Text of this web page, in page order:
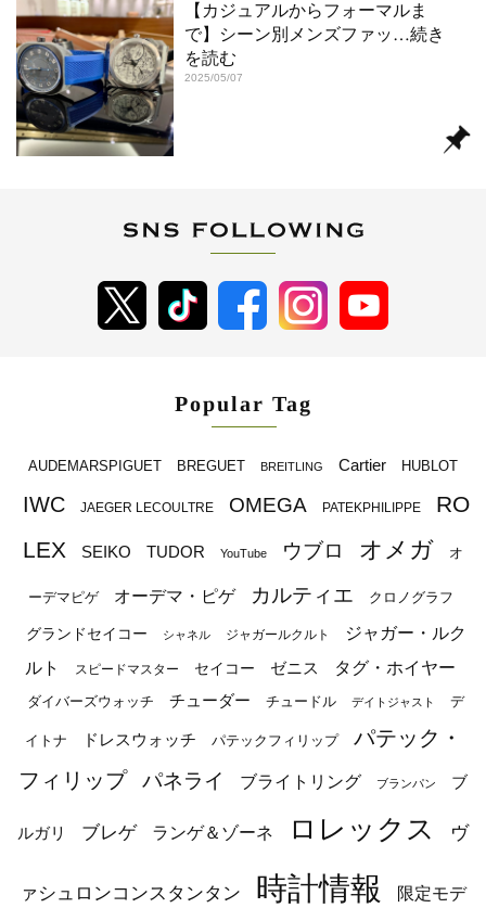
【カジュアルからフォーマルま
で】シーン別メンズファッ …続き
を読む
2025/05/07
Popular Tag
AUDEMARSPIGUET BREGUET BREITLING Cartier HUBLOT
IWC JAEGER LECOULTRE OMEGA PATEKPHILIPPE
RO
LEX
SEIKO TUDOR YouTube ウブロ オメガ オ
ーデマピゲ オーデマ・ピゲ カルティエ クロノグラフ
グランドセイコー シャネル ジャガールクルト
ジャガー・ルク
ルト
スピードマスター セイコー ゼニス タグ・ホイヤー
ダイバーズウォッチ チューダー チュードル デイトジャスト デ
イトナ ドレスウォッチ パテックフィリップ
パテック・
フィリップ
パネライ ブライトリング ブランパン ブ
ルガリ ブレゲ ランゲ＆ゾーネ ロレックス ヴ
ァシュロンコンスタンタン 時計情報 限定モデ